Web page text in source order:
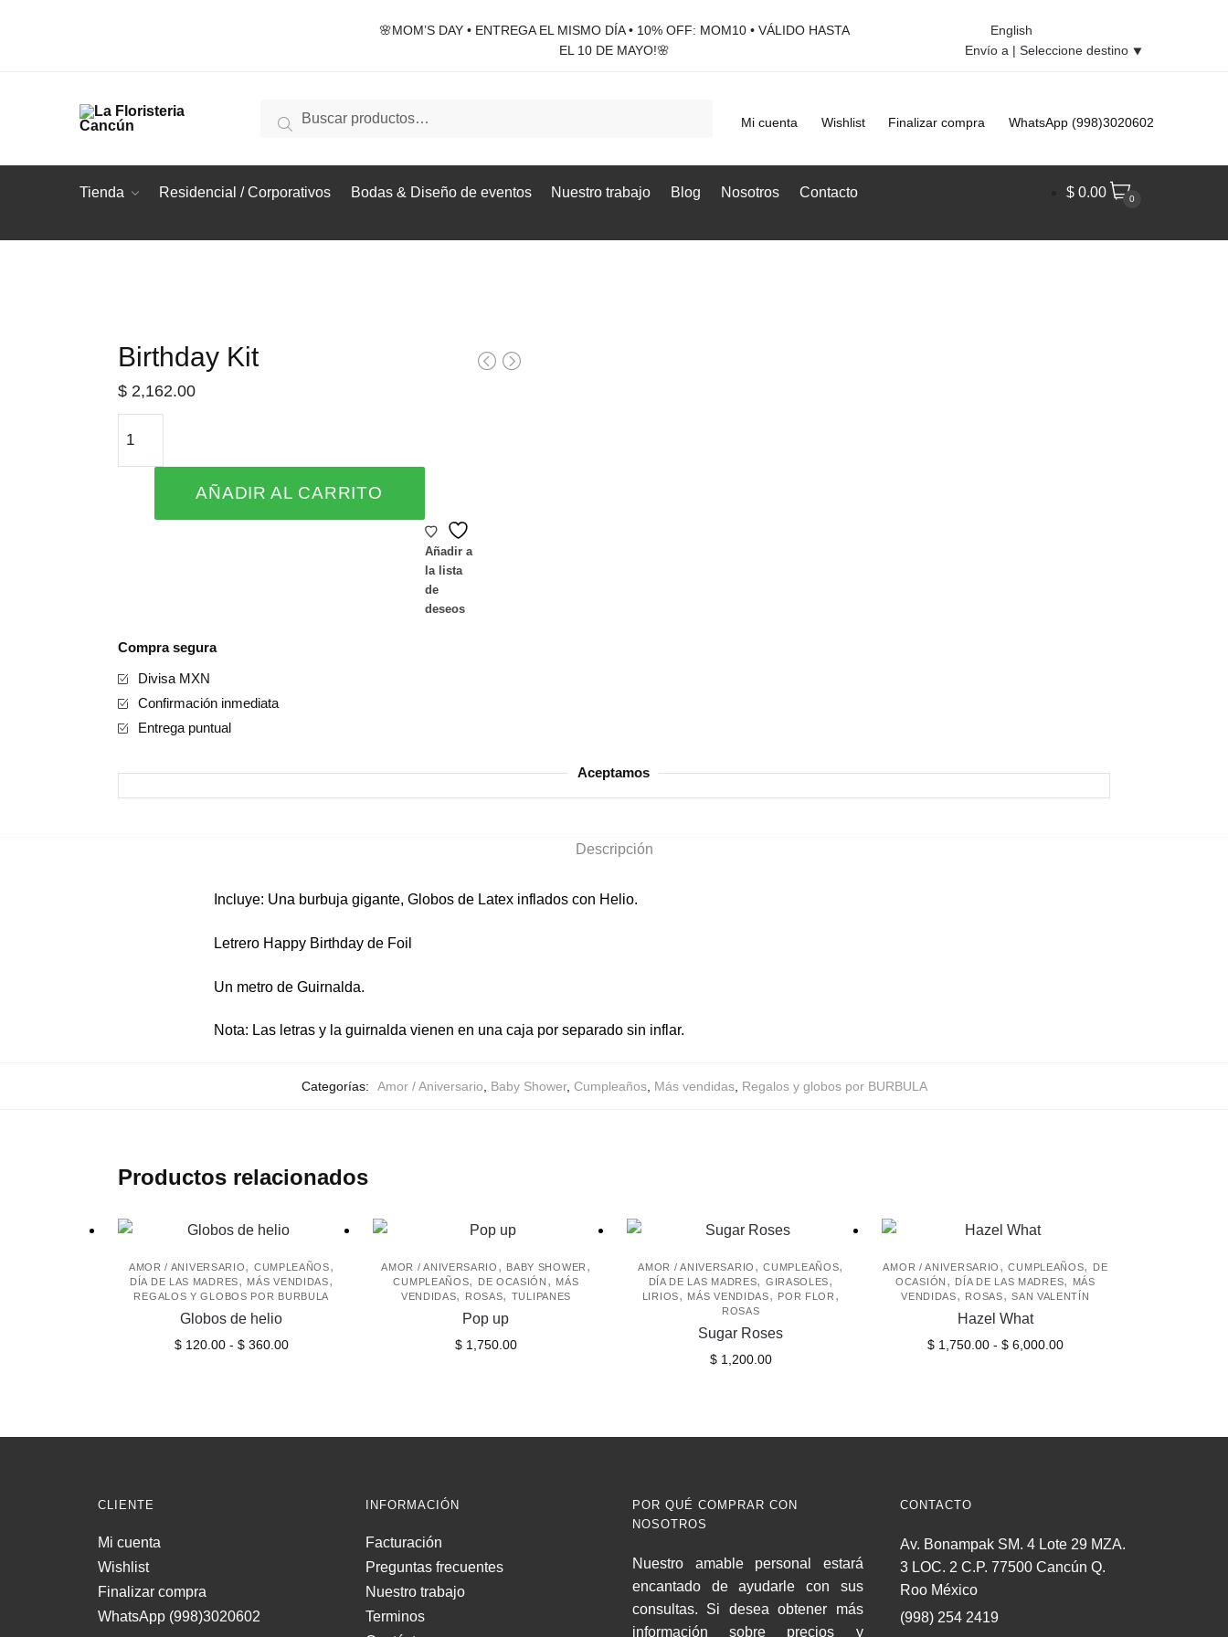
🌸MOM’S DAY • ENTREGA EL MISMO DÍA • 10% OFF: MOM10 • VÁLIDO HASTA
EL 10 DE MAYO!🌸
English
Envío a | Seleccione destino ⯆
Buscar
por:
Buscar Mi cuenta Wishlist Finalizar compra WhatsApp (998)3020602
Tienda Residencial / Corporativos Bodas & Diseño de eventos Nuestro trabajo Blog Nosotros Contacto $ 0.00 0
Birthday Kit
$2,162.00
Kit
cantidad
AÑADIR AL CARRITO
Añadir a
la lista
de
deseos
Compra segura
Divisa MXN
Confirmación inmediata
Entrega puntual
Aceptamos
Descripción
Incluye: Una burbuja gigante, Globos de Latex inflados con Helio.
Letrero Happy Birthday de Foil
Un metro de Guirnalda.
Nota: Las letras y la guirnalda vienen en una caja por separado sin inflar.
Categorías: Amor / Aniversario Baby Shower, Cumpleaños, Más vendidas, Regalos y globos por BURBULA
Productos relacionados
AMOR / ANIVERSARIO, CUMPLEAÑOS,
DÍA DE LAS MADRES, MÁS VENDIDAS,
REGALOS Y GLOBOS POR BURBULA
Globos de helio
$120.00 - $360.00Rango
Este
variantes.
AMOR / ANIVERSARIO , BABY SHOWER ,
CUMPLEAÑOS, DE OCASIÓN , MÁS
VENDIDAS, ROSAS, TULIPANES
Pop up
$1,750.00
AMOR / ANIVERSARIO ,CUMPLEAÑOS,
DÍA DE LAS MADRES, GIRASOLES,
LIRIOS, MÁS VENDIDAS, POR FLOR ,
ROSAS
Sugar Roses
$1,200.00
AMOR / ANIVERSARIO ,CUMPLEAÑOS,
DE
OCASIÓN , DÍA DE LAS MADRES,
MÁS
VENDIDAS, ROSAS,SAN VALENTÍN
Hazel What
$1,750.00 - $6,000.00Rango
Este
variantes.
elegir
en
CLIENTE
Mi cuenta
Wishlist
Finalizar compra
WhatsApp (998)3020602
INFORMACIÓN
Facturación
Preguntas frecuentes
Nuestro trabajo
Terminos
POR QUÉ COMPRAR CON
NOSOTROS
Nuestro amable personal estará
encantado de ayudarle con sus
consultas. Si desea obtener más
información sobre precios y
CONTACTO
Av. Bonampak SM. 4 Lote 29 MZA.
3 LOC. 2 C.P. 77500 Cancún Q.
Roo México
(998) 254 2419